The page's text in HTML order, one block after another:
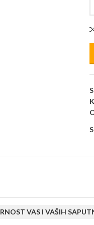
VAS I VAŠIH